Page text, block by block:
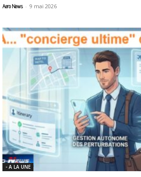
Aero News - 9 mai 2026
- A LA UNE